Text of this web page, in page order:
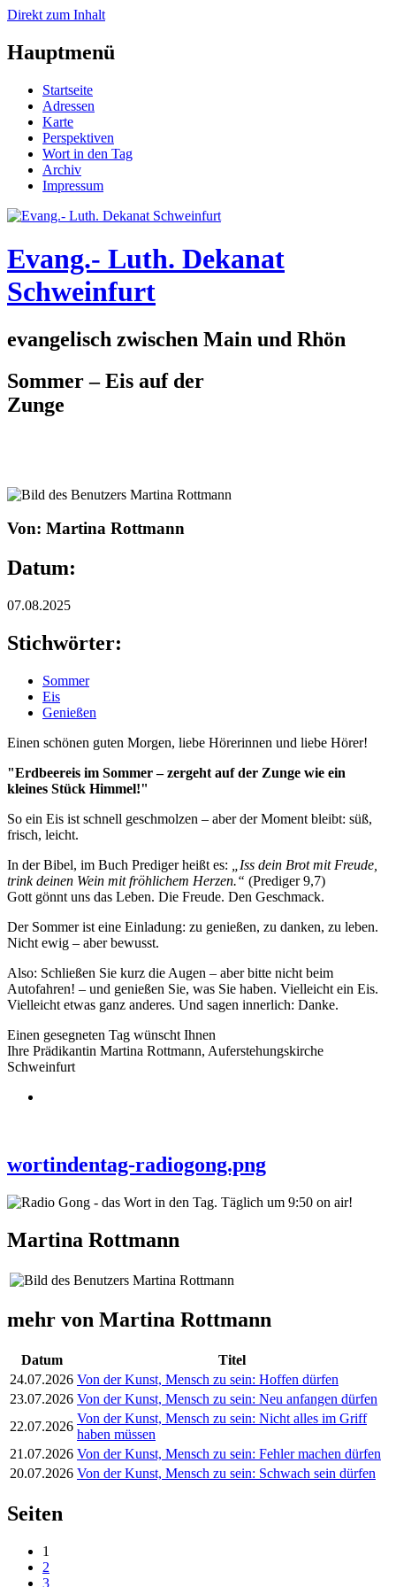
Direkt zum Inhalt
Hauptmenü
Startseite
Adressen
Karte
Perspektiven
Wort in den Tag
Archiv
Impressum
Evang.- Luth. Dekanat
Schweinfurt
evangelisch zwischen Main und Rhön
Sommer – Eis auf der
Zunge
Von: Martina Rottmann
Datum:
07.08.2025
Stichwörter:
Sommer
Eis
Genießen
Einen schönen guten Morgen, liebe Hörerinnen und liebe Hörer!
"Erdbeereis im Sommer – zergeht auf der Zunge wie ein
kleines Stück Himmel!"
So ein Eis ist schnell geschmolzen – aber der Moment bleibt: süß,
frisch, leicht.
In der Bibel, im Buch Prediger heißt es:
„Iss dein Brot mit Freude,
trink deinen Wein mit fröhlichem Herzen.“ (Prediger 9,7)
Gott gönnt uns das Leben. Die Freude. Den Geschmack.
Der Sommer ist eine Einladung: zu genießen, zu danken, zu leben.
Nicht ewig – aber bewusst.
Also: Schließen Sie kurz die Augen – aber bitte nicht beim
Autofahren! – und genießen Sie, was Sie haben. Vielleicht ein Eis.
Vielleicht etwas ganz anderes. Und sagen innerlich: Danke.
Einen gesegneten Tag wünscht Ihnen
Ihre Prädikantin Martina Rottmann, Auferstehungskirche
Schweinfurt
wortindentag-radiogong.png
Martina Rottmann
mehr von Martina Rottmann
Datum
Titel
24.07.2026 Von der Kunst, Mensch zu sein: Hoffen dürfen
23.07.2026 Von der Kunst, Mensch zu sein: Neu anfangen dürfen
22.07.2026
Von der Kunst, Mensch zu sein: Nicht alles im Griff
haben müssen
21.07.2026 Von der Kunst, Mensch zu sein: Fehler machen dürfen
20.07.2026 Von der Kunst, Mensch zu sein: Schwach sein dürfen
Seiten
1
2
3